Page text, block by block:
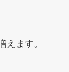
えます。